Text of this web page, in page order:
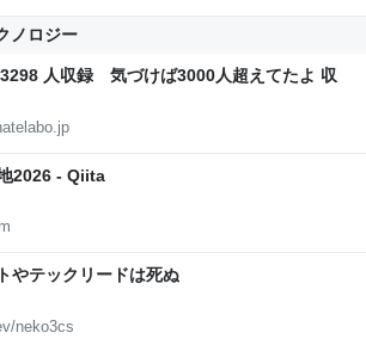
ノロジー
人収録 気づけば3000人超えてたよ 収
2026 - Qiita
やテックリードは死ぬ
neko3cs